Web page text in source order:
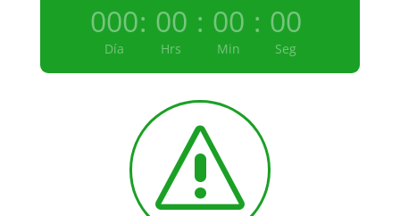
000
Día
: 00
Hrs
: 00
Min
: 00
Seg
s